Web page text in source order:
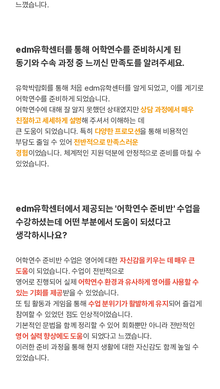
느꼈습니다.
edm유학센터를 통해 어학연수를 준비하시게 된
동기와 수속 과정 중 느끼신 만족도를 알려주세요.
유학박람회를 통해 처음 edm유학센터를 알게 되었고, 이를 계기로
어학연수를 준비하게 되었습니다.
어학연수에 대해 잘 알지 못했던 상태였지만상담 과정에서 매우
친절하고 세세하게 설명해 주셔서 이해하는 데
큰 도움이 되었습니다. 특히 다양한 프로모션을 통해 비용적인
부담도 줄일 수 있어전반적으로 만족스러운
경험이었습니다. 체계적인 지원 덕분에 안정적으로 준비를 마칠 수
있었습니다.
edm유학센터에서 제공되는 '어학연수 준비반' 수업을
수강하셨는데 어떤 부분에서 도움이 되셨다고
생각하시나요?
어학연수 준비반 수업은 영어에 대한 자신감을 키우는 데 매우 큰
도움이 되었습니다. 수업이 전반적으로
영어로 진행되어 실제 어학연수 환경과 유사하게 영어를 사용할 수
있는 기회를 제공받을 수 있었습니다.
또 팀 활동과 게임을 통해 수업 분위기가 활발하게 유지 되어 즐겁게
참여할 수 있었던 점도 인상적이었습니다.
기본적인 문법을 함께 정리할 수 있어 회화뿐만 아니라 전반적인
영어 실력 향상에도 도움이 되었다고 느꼈습니다.
이러한 준비 과정을 통해 현지 생활에 대한 자신감도 함께 높일 수
있었습니다.